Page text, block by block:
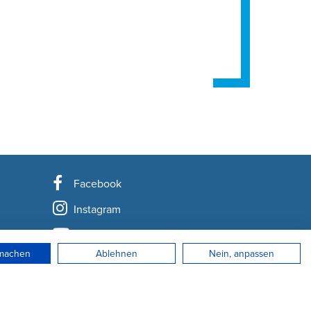
Facebook
Instagram
YouTube
LinkedInAblehnen Nein, anpassen